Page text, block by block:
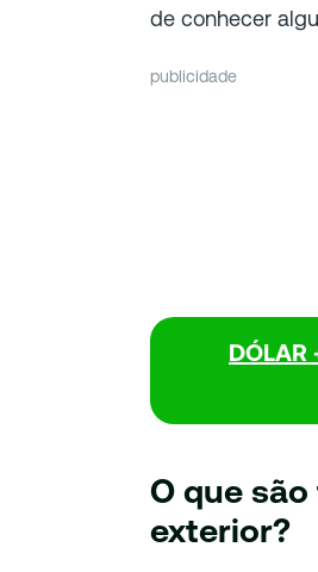
de conhecer
publicidade
DÓLAR
O que
exterior?